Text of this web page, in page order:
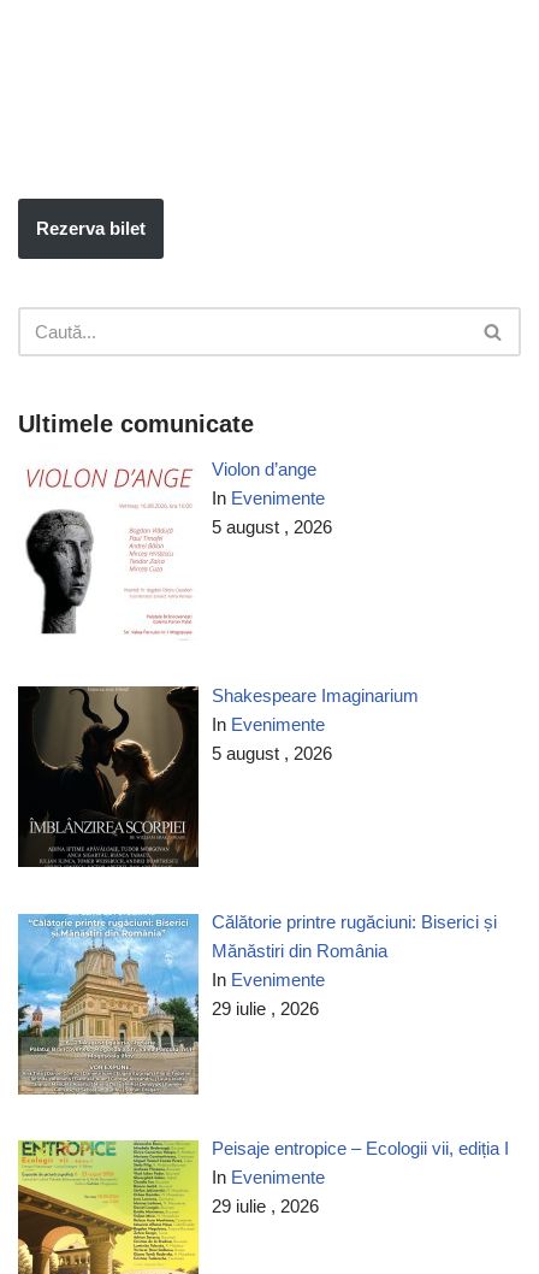
Rezerva bilet
Ultimele comunicate
Violon d’ange
In Evenimente
5 august , 2026
Shakespeare Imaginarium
In Evenimente
5 august , 2026
Călătorie printre rugăciuni: Biserici și
Mănăstiri din România
In Evenimente
29 iulie , 2026
Peisaje entropice – Ecologii vii, ediția I
In Evenimente
29 iulie , 2026